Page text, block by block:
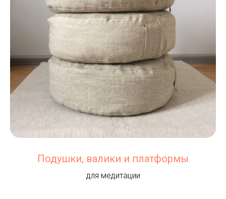
Подушки, валики и платформы
для медитации